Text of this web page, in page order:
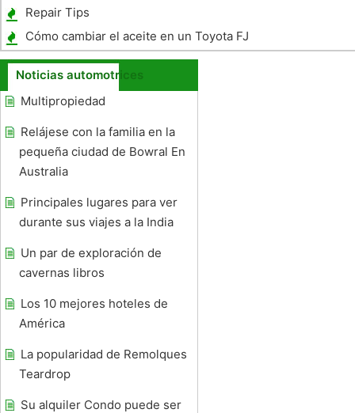
una casa rodante
Repair Tips
Cómo cambiar el aceite en un Toyota FJ
Cruiser
Noticias automotrices
Multipropiedad
Relájese con la familia en la
pequeña ciudad de Bowral En
Australia
Principales lugares para ver
durante sus viajes a la India
Un par de exploración de
cavernas libros
Los 10 mejores hoteles de
América
La popularidad de Remolques
Teardrop
Su alquiler Condo puede ser